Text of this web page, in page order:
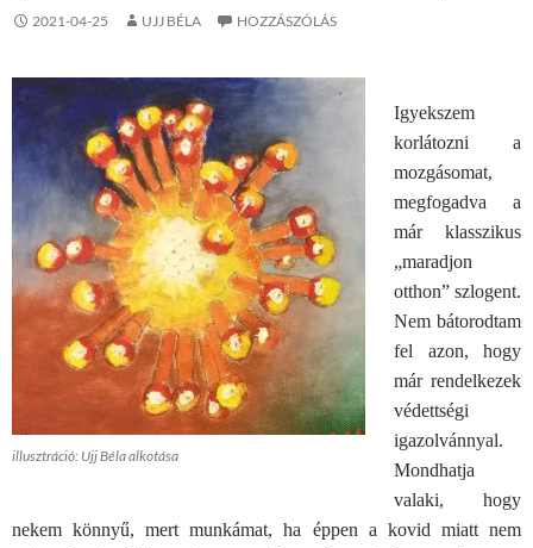
2021-04-25 UJJ BÉLA HOZZÁSZÓLÁS
illusztráció: Ujj Béla alkotása
Igyekszem
korlátozni a
mozgásomat,
megfogadva a
már klasszikus
„maradjon
otthon” szlogent.
Nem bátorodtam
fel azon, hogy
már rendelkezek
védettségi
igazolvánnyal.
Mondhatja
valaki, hogy
nekem könnyű, mert munkámat, ha éppen a kovid miatt nem